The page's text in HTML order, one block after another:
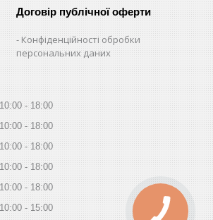
Договір публічної оферти
Конфіденційності обробки
персональних даних
10:00
18:00
10:00
18:00
10:00
18:00
10:00
18:00
10:00
18:00
10:00 15:00